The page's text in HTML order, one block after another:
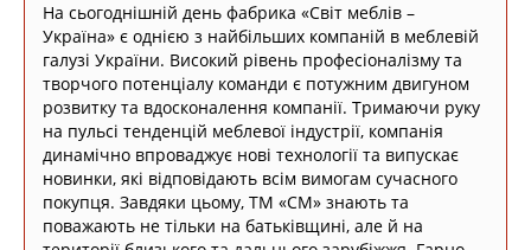
На сьогоднішній день фабрика «Світ меблів –
Україна» є однією з найбільших компаній в меблевій
галузі України. Високий рівень професіоналізму та
творчого потенціалу команди є потужним двигуном
розвитку та вдосконалення компанії. Тримаючи руку
на пульсі тенденцій меблевої індустрії, компанія
динамічно впроваджує нові технології та випускає
новинки, які відповідають всім вимогам сучасного
покупця. Завдяки цьому, ТМ «СМ» знають та
поважають не тільки на батьківщині, але й на